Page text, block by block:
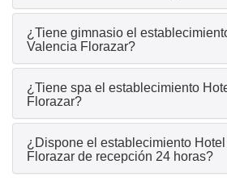
¿Tiene gimnasio el
Valencia Florazar?
¿Tiene spa el establecimiento
Florazar?
¿Dispone el establecimiento
Florazar de recepción 24 horas?